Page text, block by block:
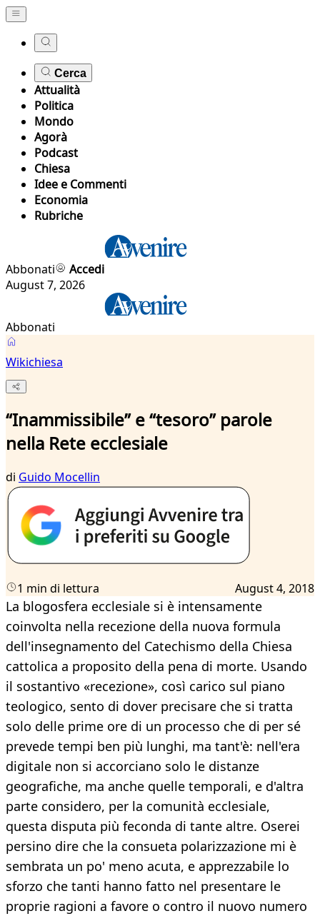
Cerca
Attualità
Politica
Mondo
Agorà
Podcast
Chiesa
Idee e Commenti
Economia
Rubriche
Abbonati
Accedi
August 7, 2026
Abbonati
Wikichiesa
“Inammissibile” e “tesoro” parole
nella Rete ecclesiale
di Guido Mocellin
1 min di lettura August 4, 2018
La blogosfera ecclesiale si è intensamente
coinvolta nella recezione della nuova formula
dell'insegnamento del Catechismo della Chiesa
cattolica a proposito della pena di morte. Usando
il sostantivo «recezione», così carico sul piano
teologico, sento di dover precisare che si tratta
solo delle prime ore di un processo che di per sé
prevede tempi ben più lunghi, ma tant'è: nell'era
digitale non si accorciano solo le distanze
geografiche, ma anche quelle temporali, e d'altra
parte considero, per la comunità ecclesiale,
questa disputa più feconda di tante altre. Oserei
persino dire che la consueta polarizzazione mi è
sembrata un po' meno acuta, e apprezzabile lo
sforzo che tanti hanno fatto nel presentare le
proprie ragioni a favore o contro il nuovo numero